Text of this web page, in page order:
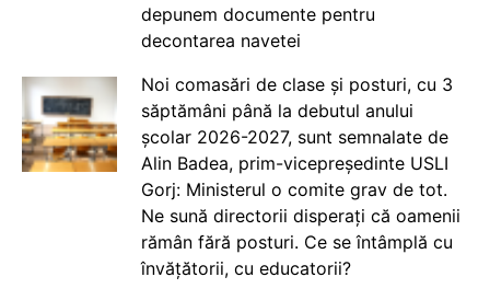
depunem documente pentru
decontarea navetei
Noi comasări de clase și posturi, cu 3
săptămâni până la debutul anului
școlar 2026-2027, sunt semnalate de
Alin Badea, prim-vicepreședinte USLI
Gorj: Ministerul o comite grav de tot.
Ne sună directorii disperați că oamenii
rămân fără posturi. Ce se întâmplă cu
învățătorii, cu educatorii?